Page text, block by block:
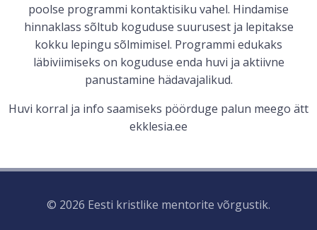
poolse programmi kontaktisiku vahel. Hindamise
hinnaklass sõltub koguduse suurusest ja lepitakse
kokku lepingu sõlmimisel. Programmi edukaks
läbiviimiseks on koguduse enda huvi ja aktiivne
panustamine hädavajalikud.
Huvi korral ja info saamiseks pöörduge palun meego ätt
ekklesia.ee
© 2026 Eesti kristlike mentorite võrgustik.